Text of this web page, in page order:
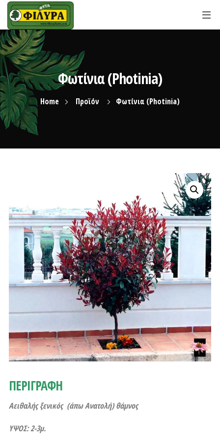
Φωτίνια (Photinia)
Home Προϊόν Φωτίνια (Photinia)
ΠΕΡΙΓΡΑΦΗ
Αειθαλής ξενικός (άπω Ανατολή) θάμνος
ΥΨΟΣ: 2-3μ.